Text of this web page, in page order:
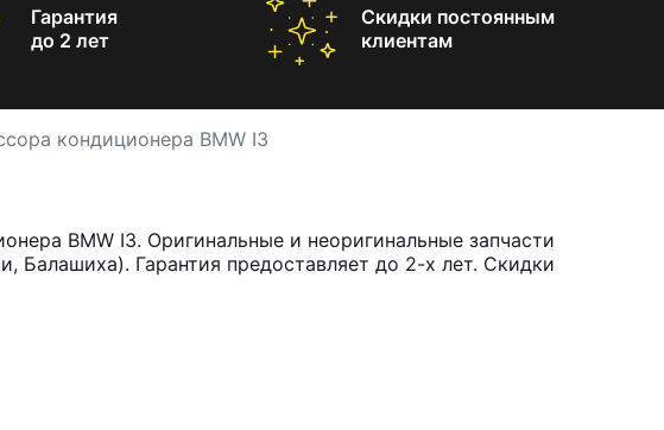
Гарантия
до 2 лет
Скидки постоянным
клиентам
кондиционера BMW I3
BMW I3. Оригинальные и неоригинальные запчасти
Гарантия предоставляет до 2-х лет. Скидки